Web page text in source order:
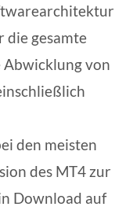
die gesamte
von
den meisten
des MT4 zur
Download auf